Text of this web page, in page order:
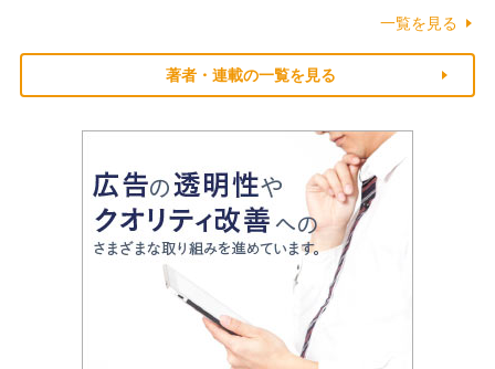
一覧を見る
著者・連載の一覧を見る